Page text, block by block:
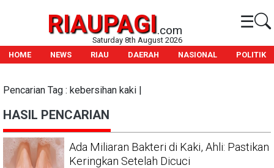
RIAUPAGI.com ☰
Saturday 8th August 2026
HOME
NEWS RIAU DAERAH NASIONAL POLITIK
Pencarian Tag : kebersihan kaki |
HASIL PENCARIAN
Ada Miliaran Bakteri di Kaki, Ahli: Pastikan
Keringkan Setelah Dicuci